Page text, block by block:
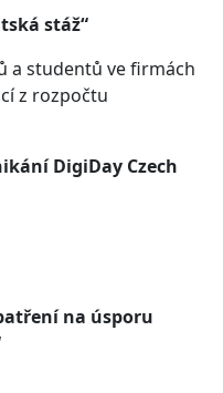
stáž“
a studentů ve firmách
z rozpočtu
DigiDay Czech
na úsporu